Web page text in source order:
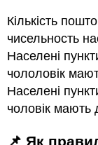
Кількість
чисельность
Населені
чололовік
Населені
чоловік мають
📌 Як правильно визначити поштовий